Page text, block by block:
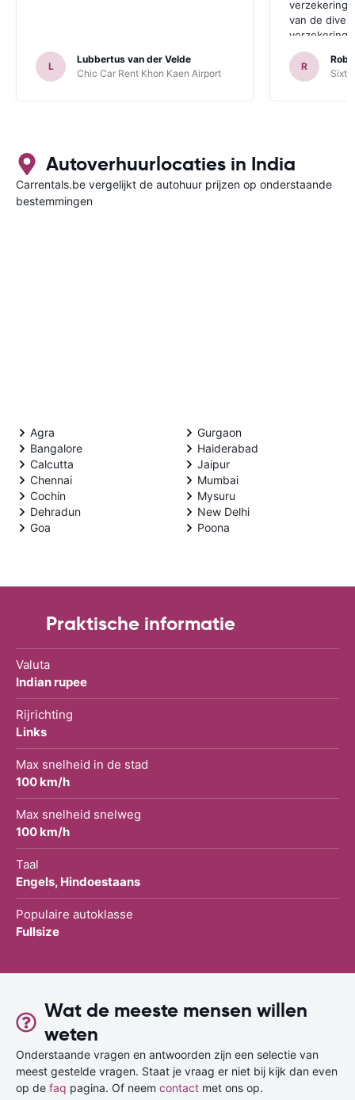
L
Lubbertus van der Velde
Chic Car Rent Khon Kaen Airport
verzekering
van de
mensen is
R
Sixt
Autoverhuurlocaties in India
Carrentals.be vergelijkt de autohuur prijzen op onderstaande
bestemmingen
Agra
Bangalore
Calcutta
Chennai
Cochin
Dehradun
Goa
Gurgaon
Haiderabad
Jaipur
Mumbai
Mysuru
New Delhi
Poona
Praktische informatie
Valuta
Indian rupee
Rijrichting
Links
Max snelheid in de stad
100 km/h
Max snelheid snelweg
100 km/h
Taal
Engels, Hindoestaans
Populaire autoklasse
Fullsize
Wat de meeste mensen willen
weten
Onderstaande vragen en antwoorden zijn een selectie van
meest gestelde vragen. Staat je vraag er niet bij kijk dan even
op de faq pagina. Of neem contact met ons op.